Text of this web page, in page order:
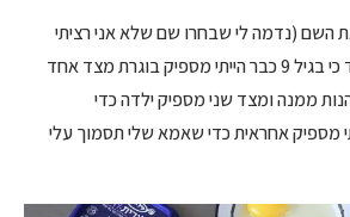
השם (נדמה לי שבחרו שם שלא אני רציתי
אבל לכי תזכרי), זה עבד כי בגיל 9 כבר הייתי מספיק בוגרת מצד אחד
ממנה ומצד שני מספיק ילדה כדי
מספיק אחראית כדי שאמא שלי תסמוך עלי